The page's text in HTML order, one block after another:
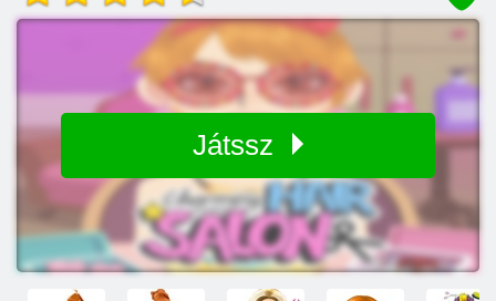
Játssz